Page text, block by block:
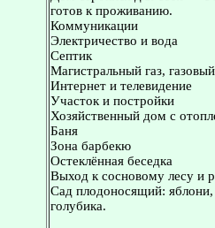
готов к проживанию.
Коммуникации
Электричество и вода
Септик
Магистральный газ,
Интернет и телевидение
Участок и постройки
Хозяйственный дом с
Баня
Зона барбекю
Остеклённая беседка
Выход к сосновому лесу и
Сад плодоносящий:
голубика.